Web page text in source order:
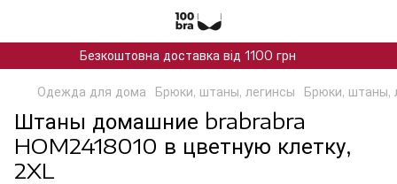
Безкоштовна доставка від 1100 грн
Одежда для дома Брюки, штаны, легинсы Брюки, штаны,
Штаны домашние brabrabra
HOM2418010 в цветную клетку,
2XL